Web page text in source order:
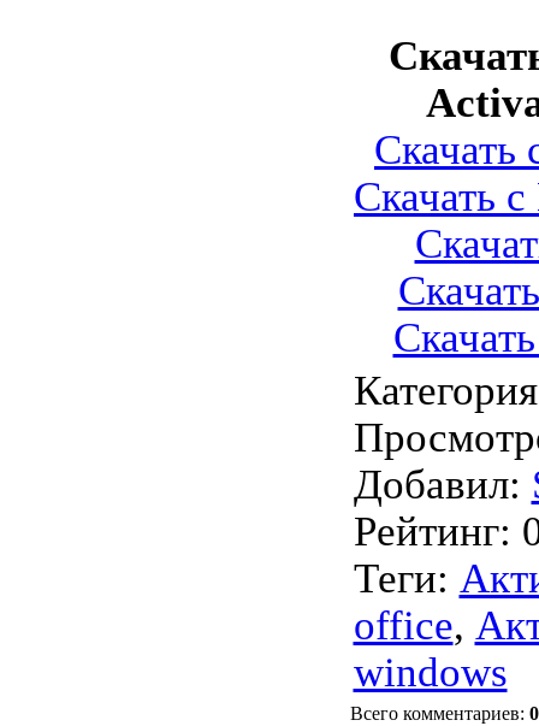
Скачать
Скачать
Категория
Добавил:
Рейтинг:
Теги:
office,
windows
Всего комментариев: 0